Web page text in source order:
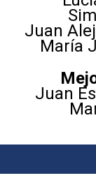
Juan
María
Juan